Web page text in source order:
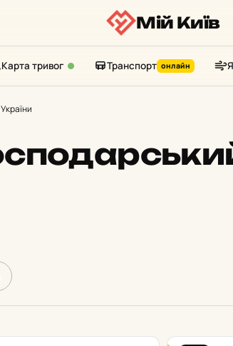
Мій Київ
Карта тривог Транспорт онлайн